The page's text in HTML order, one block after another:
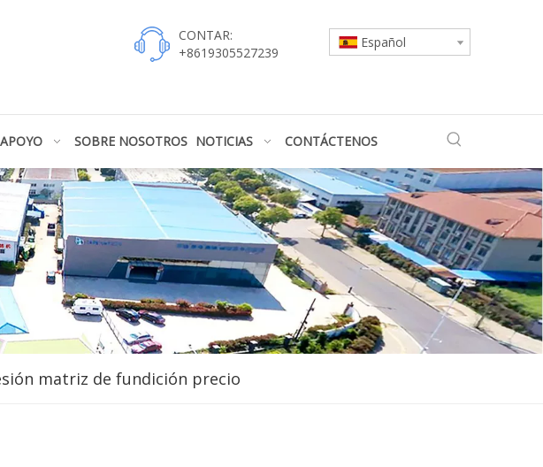
CONTAR:
+8619305527239
Español
APOYO SOBRE NOSOTROS NOTICIAS CONTÁCTENOS
matriz de fundición precio